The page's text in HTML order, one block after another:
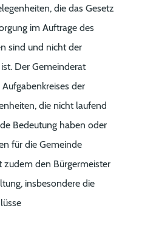
die das Gesetz
im Auftrage des
sind und nicht der
Der Gemeinderat
der
die nicht laufend
Bedeutung haben oder
für die Gemeinde
zudem den Bürgermeister
insbesondere die